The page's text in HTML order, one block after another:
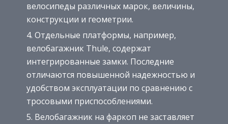
велосипеды различных марок, величины,
конструкции и геометрии.
Отдельные платформы, например,
велобагажник Thule, содержат
интегрированные замки. Последние
отличаются повышенной надежностью и
удобством эксплуатации по сравнению с
тросовыми приспособлениями.
Велобагажник на фаркоп не заставляет